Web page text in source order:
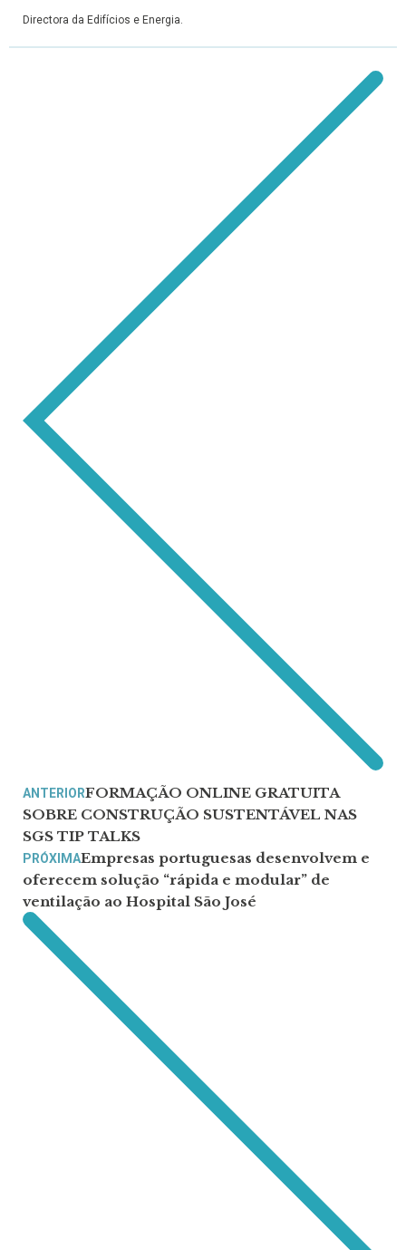
Directora da Edifícios e Energia.
ANTERIORFORMAÇÃO ONLINE GRATUITA
SOBRE CONSTRUÇÃO SUSTENTÁVEL NAS
SGS TIP TALKS
PRÓXIMAEmpresas portuguesas desenvolvem e
oferecem solução “rápida e modular” de
ventilação ao Hospital São José